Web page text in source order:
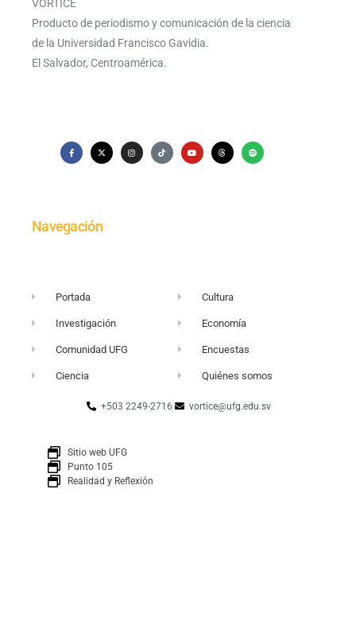
VÓRTICE
Producto de periodismo y comunicación de la ciencia
de la Universidad Francisco Gavidia.
El Salvador, Centroamérica.
Navegación
Portada
Investigación
Comunidad UFG
Ciencia
Cultura
Economía
Encuestas
Quiénes somos
+503 2249-2716 vortice@ufg.edu.sv
Sitio web UFG
Punto 105
Realidad y Reflexión